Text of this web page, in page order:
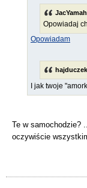
Opowiadaj
Opowiadam
I jak twoje
Te w samochodzie?
oczywiście